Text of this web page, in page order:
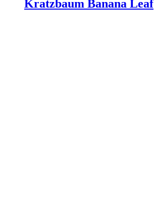
Kratzbaum Banana Leaf